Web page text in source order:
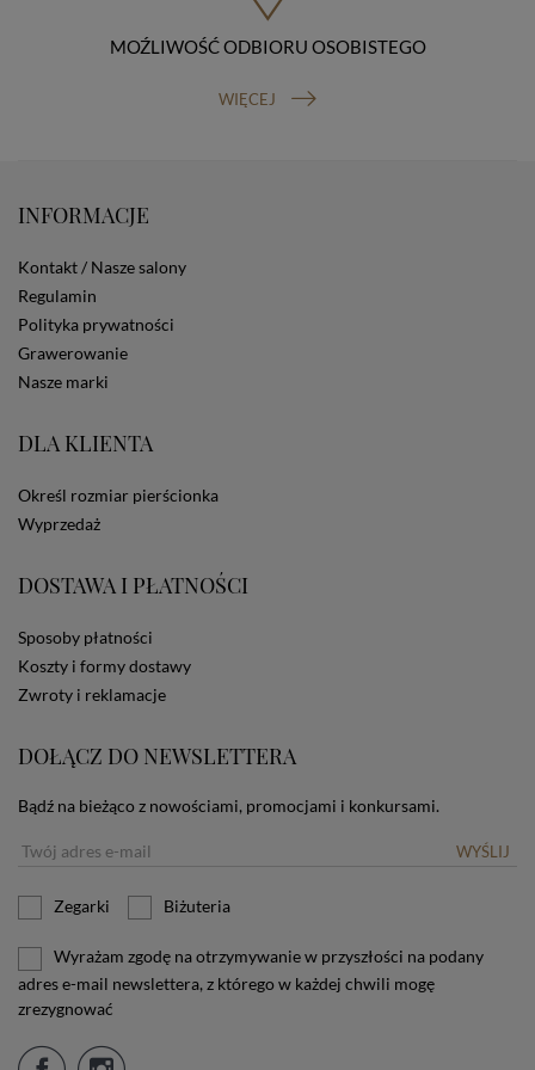
Osobowych, ul. Stawki 2, 00-193 Warszawa) oraz
prawo do cofnięcia zgody na przetwarzanie danych
osobowych (masz prawo cofnięcia zgody na
cofnięcie zgody nie ma wpływu na zgodność z prawem
Podanie przez Ciebie danych jest dobrowolne. Jeżeli
zawartości naszej strony
Zautomatyzowane podejmowanie decyzji
Na stronie Sklepu są wykorzystywane pliki cookies.
Stosowane są one w celach zapewnienia maksymalnej
wygody wszystkich użytkowników (w tym Kupujących)
przy korzystaniu ze Sklepu (zapamiętywanie
statystycznych, także przez inne portale, w tym
ze Sklepu bez zmiany ustawień w przeglądarce
dotyczących cookies oznacza, że będą one
stosowanie plików cookies powinien zmienić
informacji o plikach cookies.
MOŹLIWOŚĆ ODBIORU OSOBISTEGO
WIĘCEJ
INFORMACJE
Kontakt / Nasze salony
Regulamin
Polityka prywatności
Grawerowanie
Nasze marki
DLA KLIENTA
Określ rozmiar pierścionka
Wyprzedaż
DOSTAWA I PŁATNOŚCI
Sposoby płatności
Koszty i formy dostawy
Zwroty i reklamacje
DOŁĄCZ DO NEWSLETTERA
Bądź na bieżąco z nowościami, promocjami i konkursami.
WYŚLIJ
Zegarki Biżuteria
Wyrażam zgodę na otrzymywanie w przyszłości na podany
adres e-mail newslettera, z którego w każdej chwili mogę
zrezygnować